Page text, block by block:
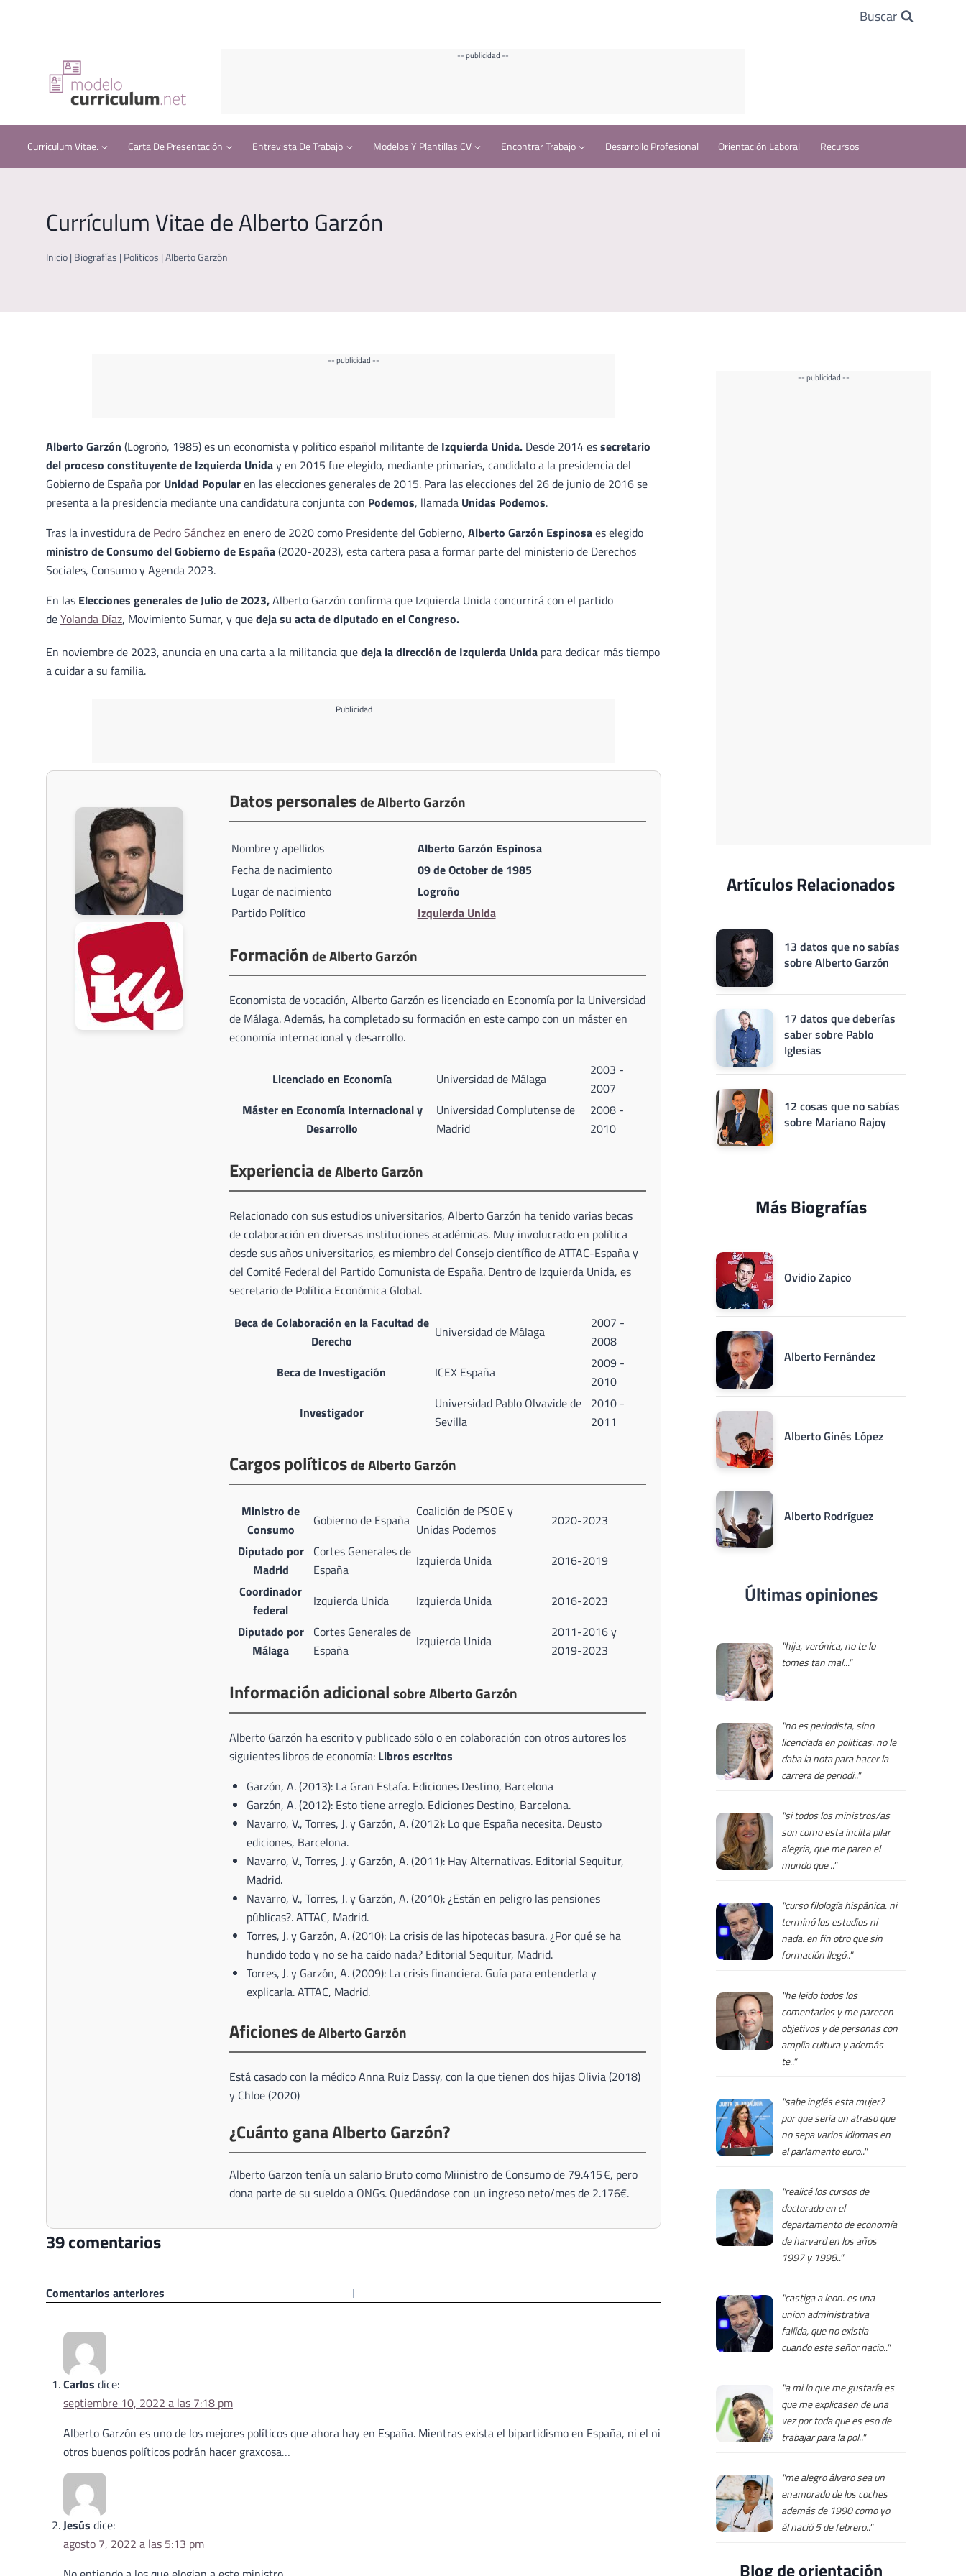
Buscar
-- publicidad --
Curriculum Vitae. Carta De Presentación Entrevista De Trabajo Modelos Y Plantillas CV Encontrar Trabajo Desarrollo Profesional Orientación Laboral Recursos
Currículum Vitae de Alberto Garzón
Inicio | Biografías | Políticos | Alberto Garzón
-- publicidad --
Alberto Garzón (Logroño, 1985) es un economista y político español militante de Izquierda Unida. Desde 2014 essecretario
del proceso constituyente de Izquierda Uniday en 2015 fue elegido, mediante primarias, candidato a la presidencia del
Gobierno de España por Unidad Popularen las elecciones generales de 2015. Para las elecciones del 26 de junio de 2016 se
presenta a la presidencia mediante una candidatura conjunta con Podemos, llamada Unidas Podemos.
Tras la investidura de Pedro Sánchezen enero de 2020 como Presidente del Gobierno, Alberto Garzón Espinosaes elegido
ministro de Consumo del Gobierno de España(2020-2023), esta cartera pasa a formar parte del ministerio de Derechos
Sociales, Consumo y Agenda 2023.
En las Elecciones generales de Julio de 2023,Alberto Garzón confirma que Izquierda Unida concurrirá con el partido
deYolanda Díaz, Movimiento Sumar, y quedeja su acta de diputado en el Congreso.
En noviembre de 2023, anuncia en una carta a la militancia quedeja la dirección de Izquierda Unida para dedicar más tiempo
a cuidar a su familia.
Publicidad
Datos personalesde Alberto Garzón
Nombre y apellidos
Alberto Garzón Espinosa
Fecha de nacimiento
09 de October de 1985
Lugar de nacimiento
Logroño
Partido Político
Izquierda Unida
Formación de Alberto Garzón
Economista de vocación, Alberto Garzón es licenciado en Economía por la Universidad
de Málaga. Además, ha completado su formación en este campo con un máster en
economía internacional y desarrollo.
Licenciado en Economía Universidad de Málaga
2003 -
2007
Máster en Economía Internacional y
Desarrollo
Universidad Complutense de
Madrid
2008 -
2010
Experienciade Alberto Garzón
Relacionado con sus estudios universitarios, Alberto Garzón ha tenido varias becas
de colaboración en diversas instituciones académicas. Muy involucrado en política
desde sus años universitarios, es miembro del Consejo científico de ATTAC-España y
del Comité Federal del Partido Comunista de España. Dentro de Izquierda Unida, es
secretario de Política Económica Global.
Beca de Colaboración en la Facultad de
Derecho
Universidad de Málaga
2007 -
2008
Beca de Investigación
ICEX España
2009 -
2010
Investigador
Universidad Pablo Olvavide de
Sevilla
2010 -
2011
Cargos políticosde Alberto Garzón
Ministro de
Consumo
Gobierno de España
Coalición de PSOE y
Unidas Podemos
2020-2023
Diputado por
Madrid
Cortes Generales de
España
Izquierda Unida
2016-2019
Coordinador
federal
Izquierda Unida Izquierda Unida
2016-2023
Diputado por
Málaga
Cortes Generales de
España
Izquierda Unida
2011-2016 y
2019-2023
Información adicional sobre Alberto Garzón
Alberto Garzón ha escrito y publicado sólo o en colaboración con otros autores los
siguientes libros de economía: Libros escritos
Garzón, A. (2013): La Gran Estafa. Ediciones Destino, Barcelona
Garzón, A. (2012): Esto tiene arreglo. Ediciones Destino, Barcelona.
Navarro, V., Torres, J. y Garzón, A. (2012): Lo que España necesita. Deusto
ediciones, Barcelona.
Navarro, V., Torres, J. y Garzón, A. (2011): Hay Alternativas. Editorial Sequitur,
Madrid.
Navarro, V., Torres, J. y Garzón, A. (2010): ¿Están en peligro las pensiones
públicas?. ATTAC, Madrid.
Torres, J. y Garzón, A. (2010): La crisis de las hipotecas basura. ¿Por qué se ha
hundido todo y no se ha caído nada? Editorial Sequitur, Madrid.
Torres, J. y Garzón, A. (2009): La crisis financiera. Guía para entenderla y
explicarla. ATTAC, Madrid.
Aficionesde Alberto Garzón
Está casado con la médico Anna Ruiz Dassy, con la que tienen dos hijas Olivia (2018)
y Chloe (2020)
¿Cuánto gana Alberto Garzón?
Alberto Garzon tenía un salario Bruto como Miinistro de Consumo de 79.415 €, pero
dona parte de su sueldo a ONGs. Quedándose con un ingreso neto/mes de 2.176€.
39 comentarios
Navegación
comentarios
Comentarios anteriores
Carlos dice:
septiembre 10, 2022 a las 7:18 pm
Alberto Garzón es uno de los mejores políticos que ahora hay en España. Mientras exista el bipartidismo en España, ni el ni
otros buenos políticos podrán hacer graxcosa…
Jesús dice:
agosto 7, 2022 a las 5:13 pm
-- publicidad --
Artículos Relacionados
13 datos que no sabías
sobre Alberto Garzón
17 datos que deberías
saber sobre Pablo
Iglesias
12 cosas que no sabías
sobre Mariano Rajoy
Más Biografías
Ovidio Zapico
Alberto Fernández
Alberto Ginés López
Alberto Rodríguez
Últimas opiniones
"hija, verónica, no te lo
tomes tan mal..."
"no es periodista, sino
licenciada en politicas. no le
daba la nota para hacer la
carrera de periodi.."
"si todos los ministros/as
son como esta inclita pilar
alegria, que me paren el
mundo que .."
"curso filología hispánica. ni
terminó los estudios ni
nada. en fin otro que sin
formación llegó.."
"he leído todos los
comentarios y me parecen
objetivos y de personas con
amplia cultura y además
te.."
"sabe inglés esta mujer?
por que sería un atraso que
no sepa varios idiomas en
el parlamento euro.."
"realicé los cursos de
doctorado en el
departamento de economía
de harvard en los años
1997 y 1998.."
"castiga a leon. es una
union administrativa
fallida, que no existia
cuando este señor nacio.."
"a mi lo que me gustaría es
que me explicasen de una
vez por toda que es eso de
trabajar para la pol.."
"me alegro álvaro sea un
enamorado de los coches
además de 1990 como yo
él nació 5 de febrero.."
Blog de orientación